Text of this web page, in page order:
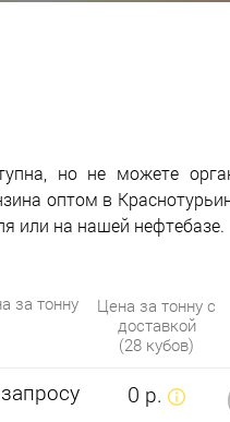
но не можете
оптом в
или на нашей нефтебазе.
за тонну
Цена за тонну с
доставкой
(28 кубов)
0 р.